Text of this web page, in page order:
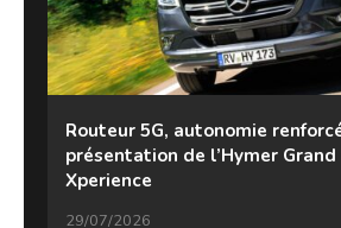
Routeur 5G, autonomie
présentation de l’Hymer Grand
Xperience
29/07/2026